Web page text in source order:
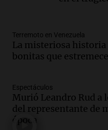
Episodios
Audio.Se registra
Zapala,
Panorama Federal
Episodios
Audio.
mendocino por
Terremoto en Venezuela
La misteriosa historia
bonitas que
Espectáculos
Murió Leandro Rud a
del representante de
época